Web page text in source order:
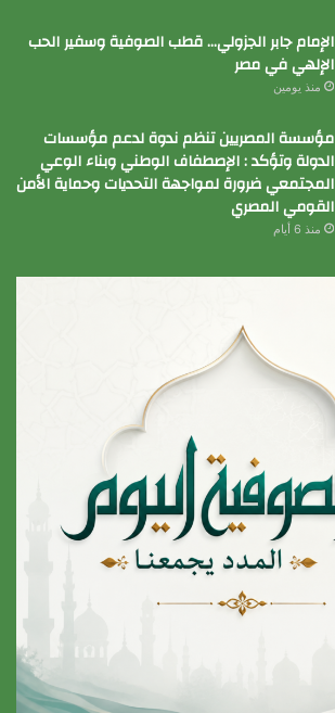
الإمام جابر الجزولي… قطب الصوفية وسفير الحب
الإلهي في مصر
منذ يومين
مؤسسة المصريين تنظم ندوة لدعم مؤسسات
الدولة وتؤكد : الإصطفاف الوطني وبناء الوعي
المجتمعي ضرورة لمواجهة التحديات وحماية الأمن
القومي المصري
منذ 6 أيام